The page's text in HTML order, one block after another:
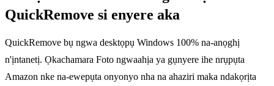
QuickRemove si enyere aka
QuickRemove bụ ngwa desktọpụ Windows 100% na-anọghị
n'ịntanetị. Ọkachamara Foto ngwaahịa ya gụnyere ihe nrụpụta
Amazon nke na-ewepụta onyonyo nha na ahaziri maka ndakọrịta